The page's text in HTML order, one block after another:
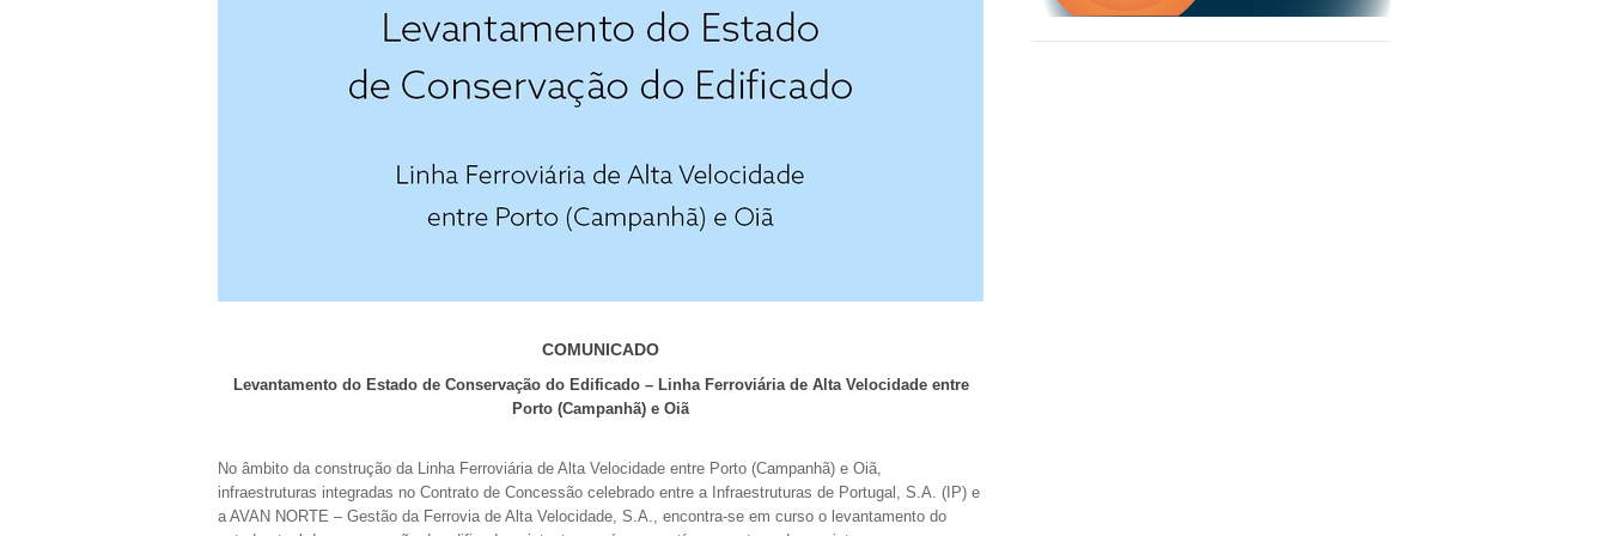
COMUNICADO
Levantamento do Estado de Conservação do Edificado – Linha Ferroviária de Alta Velocidade entre
Porto (Campanhã) e Oiã
No âmbito da construção da Linha Ferroviária de Alta Velocidade entre Porto (Campanhã) e Oiã,
infraestruturas integradas no Contrato de Concessão celebrado entre a Infraestruturas de Portugal, S.A. (IP) e
a AVAN NORTE – Gestão da Ferrovia de Alta Velocidade, S.A., encontra-se em curso o levantamento do